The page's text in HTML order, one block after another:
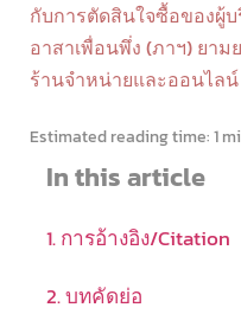
กับการตัดสินใจซื้อของ
อาสาเพื่อนพึ่ง (ภาฯ) ยา
ร้านจำหน่ายและออนไลน์
Estimated reading time:1
In this article
1. การอ้างอิง/Citation
2. บทคัดย่อ